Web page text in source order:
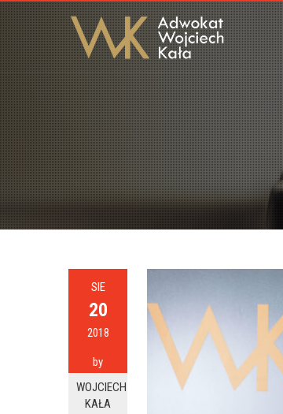
SIE
20
2018
by
WOJCIECH
KAŁA